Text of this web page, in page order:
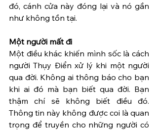
đó, cánh cửa này đóng lại và nó gần
như không tồn tại.
Một người mất đi
Một điều khác khiến mình sốc là cách
người Thụy Điển xử lý khi một người
qua đời. Không ai thông báo cho bạn
khi ai đó mà bạn biết qua đời. Bạn
thậm chí sẽ không biết điều đó.
Thông tin này không được coi là quan
trọng để truyền cho những người có